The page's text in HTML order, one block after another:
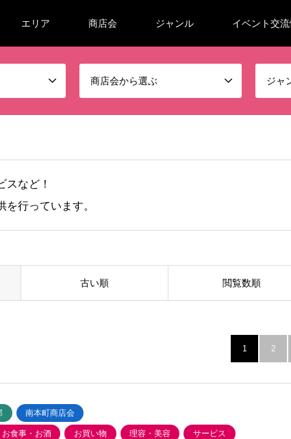
エリア 商店会 ジャンル イベント交
商店会から選ぶ ジャ
スなど！
行っています。
古い順 閲覧数順
1 2
南本町商店会
お食事・お酒 お買い物 理容・美容 サービス